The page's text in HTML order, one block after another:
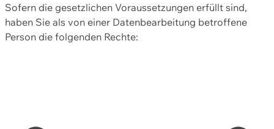
Sofern die gesetzlichen Voraussetzungen erfüllt sind,
haben Sie als von einer Datenbearbeitung betroffene
Person die folgenden Rechte: